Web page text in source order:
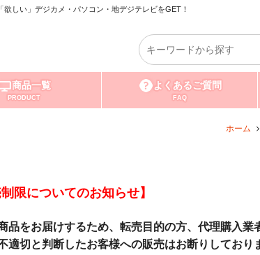
しい」デジカメ・パソコン・地デジテレビをGET！
商品一覧
PRODUCT
よくあるご質問
FAQ
ホーム
限についてのお知らせ】
品をお届けするため、転売目的の方、代理購入業
適切と判断したお客様への販売はお断りしており